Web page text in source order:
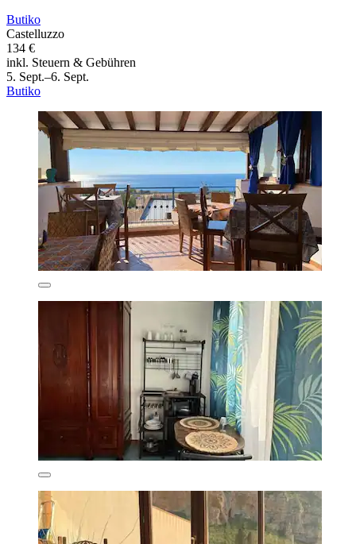
Butiko
Castelluzzo
134 €
inkl. Steuern & Gebühren
5. Sept.–6. Sept.
Butiko